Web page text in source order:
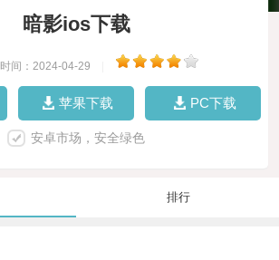
暗影ios下载
时间：2024-04-29
苹果下载 PC下载
安卓市场，安全绿色
排行